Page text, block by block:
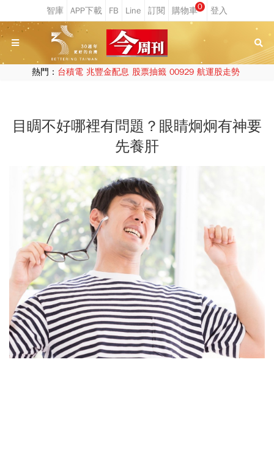
0
熱門： 台積電 兆豐金配息 股票抽籤 00929 航運股走勢
目睭不好哪裡有問題？眼睛炯炯有神要
先養肝